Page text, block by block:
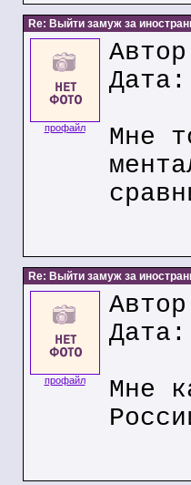
Re: Выйти замуж за
профайл
Мне
Re: Выйти замуж за
профайл
Мне